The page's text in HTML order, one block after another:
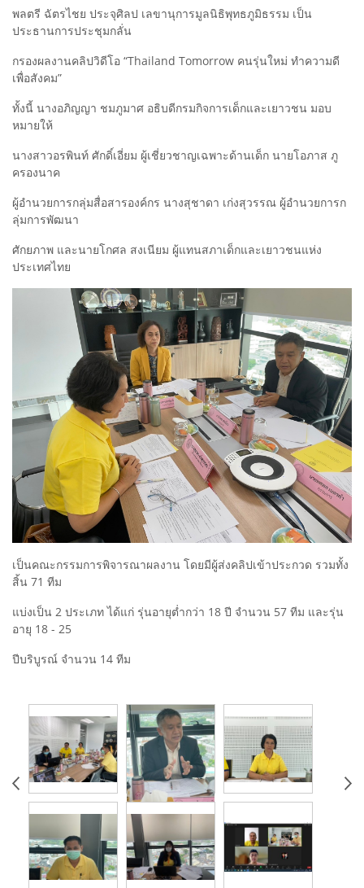
พลตรี ฉัตรไชย ประจุศิลป เลขานุการมูลนิธิพุทธภูมิธรรม เป็น
ประธานการประชุมกลั่น
กรองผลงานคลิปวิดีโอ “Thailand Tomorrow คนรุ่นใหม่ ทำความดี
เพื่อสังคม”
ทั้งนี้ นางอภิญญา ชมภูมาศ อธิบดีกรมกิจการเด็กและเยาวชน มอบ
หมายให้
นางสาวอรพินท์ ศักดิ์เอี่ยม ผู้เชี่ยวชาญเฉพาะด้านเด็ก นายโอภาส ภู
ครองนาค
ผู้อำนวยการกลุ่มสื่อสารองค์กร นางสุชาดา เก่งสุวรรณ ผู้อำนวยการก
ลุ่มการพัฒนา
ศักยภาพ และนายโกศล สงเนียม ผู้แทนสภาเด็กและเยาวชนแห่ง
ประเทศไทย
เป็นคณะกรรมการพิจารณาผลงาน โดยมีผู้ส่งคลิปเข้าประกวด รวมทั้ง
สิ้น 71 ทีม
แบ่งเป็น 2 ประเภท ได้แก่ รุ่นอายุต่ำกว่า 18 ปี จำนวน 57 ทีม และรุ่น
อายุ 18 - 25
ปีบริบูรณ์ จำนวน 14 ทีม